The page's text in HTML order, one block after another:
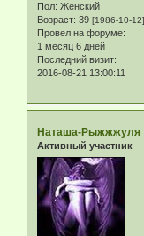
Пол: Женский
Возраст: 39 [1986-10-12]
Провел на форуме:
1 месяц 6 дней
Последний визит:
2016-08-21 13:00:11
Наташа-Рыжжжуля
Активный участник